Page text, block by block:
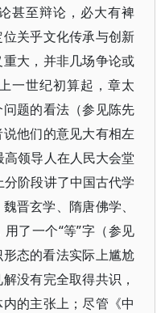
甚至辩论，必大有裨
关乎文化传承与创新
大，并非几场争论或
一世纪初算起，章太
题的看法（参见陈先
他们的意见大有相左
领导人在人民大会堂
阶段讲了中国古代学
晋玄学、隋唐佛学、
了一个“等”字（参见
态的看法实际上尴尬
没有完全取得共识，
的主张上；尽管《中